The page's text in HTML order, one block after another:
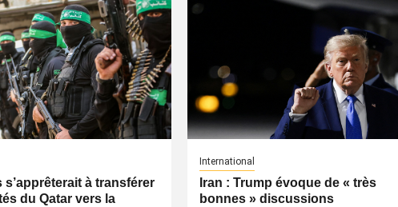
s’apprêterait à transférer
du Qatar vers la
International
Iran : Trump évoque de « très
bonnes » discussions